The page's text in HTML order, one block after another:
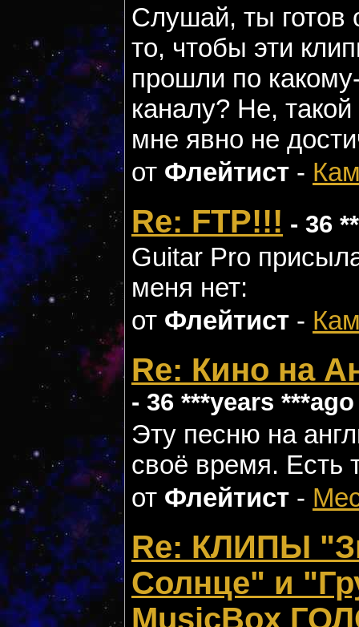
Слушай, ты готов
то, чтобы эти
прошли по
каналу? Не,
мне явно не
от Флейтист -
Re: FTP!!! - 36
Guitar Pro
меня нет:
от Флейтист -
Re: Кино на
- 36 ***years ***ago
Эту песню на
своё время. Есть
от Флейтист -
Re: КЛИПЫ
Солнце" и
MusicBox